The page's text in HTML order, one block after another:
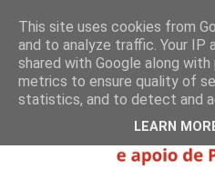
This site uses cookies from
and to analyze traffic. Your IP
shared with Google along
metrics to ensure quality of
statistics, and to detect and
LEARN